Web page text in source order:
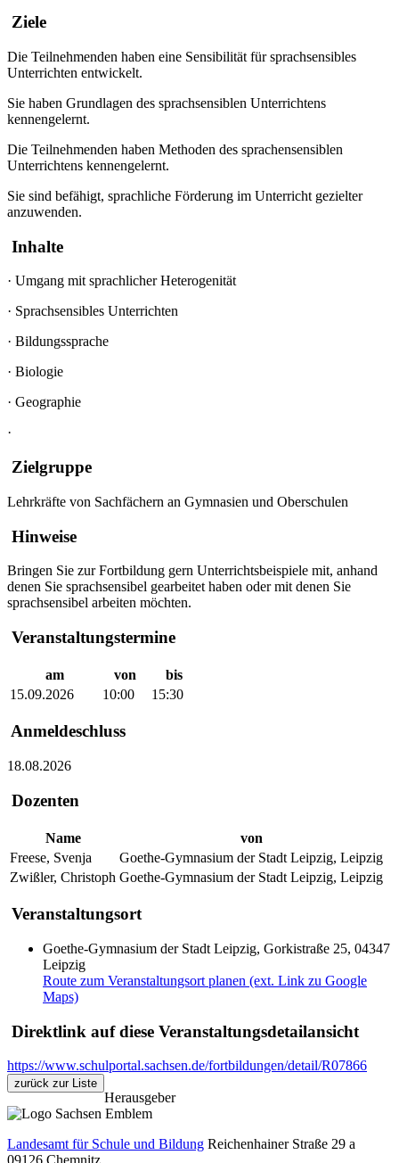
Ziele
Die Teilnehmenden haben eine Sensibilität für sprachsensibles
Unterrichten entwickelt.
Sie haben Grundlagen des sprachsensiblen Unterrichtens
kennengelernt.
Die Teilnehmenden haben Methoden des sprachensensiblen
Unterrichtens kennengelernt.
Sie sind befähigt, sprachliche Förderung im Unterricht gezielter
anzuwenden.
Inhalte
· Umgang mit sprachlicher Heterogenität
· Sprachsensibles Unterrichten
· Bildungssprache
· Biologie
· Geographie
·
Zielgruppe
Lehrkräfte von Sachfächern an Gymnasien und Oberschulen
Hinweise
Bringen Sie zur Fortbildung gern Unterrichtsbeispiele mit, anhand
denen Sie sprachsensibel gearbeitet haben oder mit denen Sie
sprachsensibel arbeiten möchten.
Veranstaltungstermine
am von
bis
15.09.2026
10:00 15:30
Anmeldeschluss
18.08.2026
Dozenten
Name
von
Freese, Svenja
Goethe-Gymnasium der Stadt Leipzig, Leipzig
Zwißler, Christoph Goethe-Gymnasium der Stadt Leipzig, Leipzig
Veranstaltungsort
Goethe-Gymnasium der Stadt Leipzig, Gorkistraße 25, 04347
Leipzig
Route zum Veranstaltungsort planen (ext. Link zu Google
Maps)
Direktlink auf diese Veranstaltungsdetailansicht
https://www.schulportal.sachsen.de/fortbildungen/detail/R07866
zurück zur Liste
Herausgeber
Landesamt für Schule und Bildung Reichenhainer Straße 29 a